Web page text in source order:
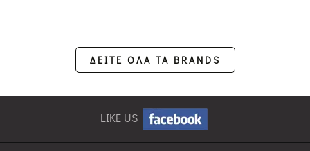
ΔΕΙΤΕ ΟΛΑ ΤΑ BRANDS
LIKE US